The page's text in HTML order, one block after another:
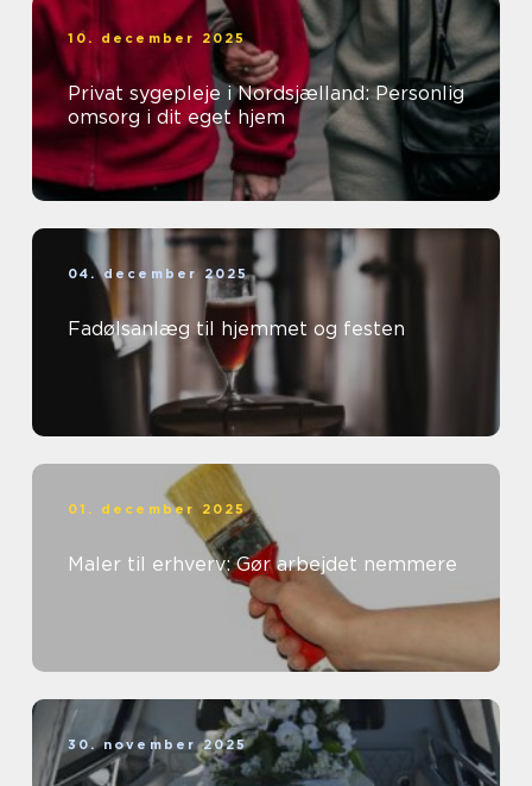
10. december 2025
Privat sygepleje i Nordsjælland: Personlig
omsorg i dit eget hjem
04. december 2025
Fadølsanlæg til hjemmet og festen
01. december 2025
Maler til erhverv: Gør arbejdet nemmere
30. november 2025